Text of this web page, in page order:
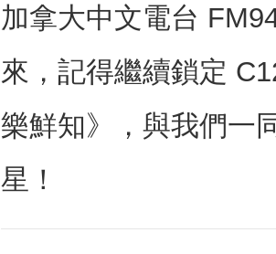
加拿大中文電台
來，記得繼續鎖定
樂鮮知》，與我們一
星！